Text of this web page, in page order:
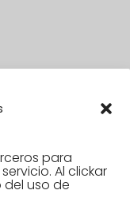
para
Al clickar
uso de